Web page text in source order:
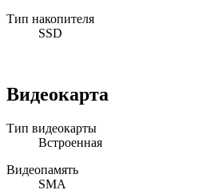
Тип накопителя
SSD
Видеокарта
Тип видеокарты
Встроенная
Видеопамять
SMA